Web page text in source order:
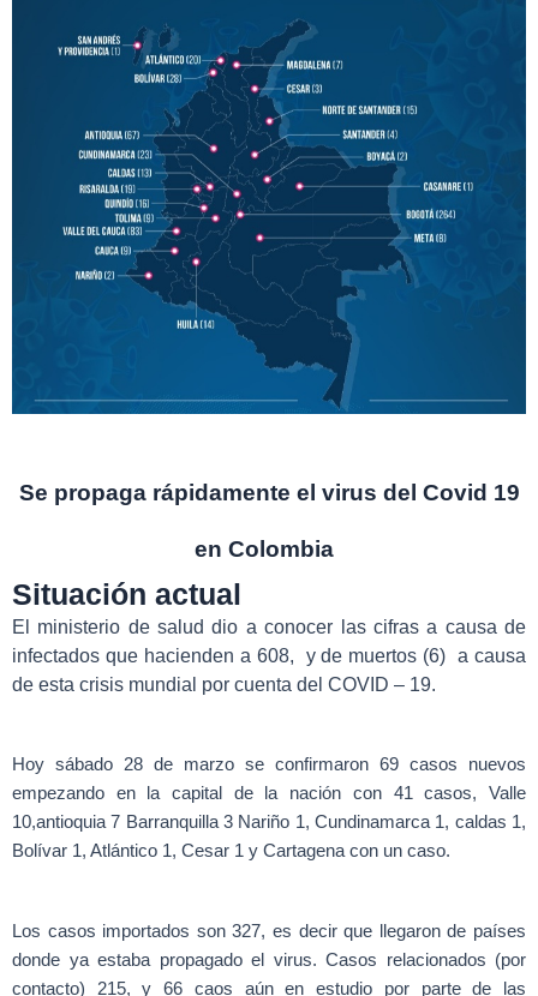
Se propaga rápidamente el virus del Covid 19
en Colombia
Situación actual
El ministerio de salud dio a conocer las cifras a causa de
infectados que hacienden a 608, y de muertos (6) a causa
de esta crisis mundial por cuenta del COVID – 19.
Hoy sábado 28 de marzo se confirmaron 69 casos nuevos
empezando en la capital de la nación con 41 casos, Valle
10,antioquia 7 Barranquilla 3 Nariño 1, Cundinamarca 1, caldas 1,
Bolívar 1, Atlántico 1, Cesar 1 y Cartagena con un caso.
Los casos importados son 327, es decir que llegaron de países
donde ya estaba propagado el virus. Casos relacionados (por
contacto) 215, y 66 caos aún en estudio por parte de las